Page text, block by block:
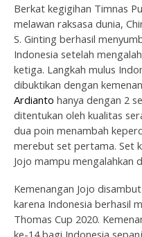
Berkat kegigihan Timnas
melawan raksasa dunia,
S. Ginting berhasil
Indonesia setelah
ketiga. Langkah mulus
dibuktikan dengan
Ardianto hanya dengan 2
ditentukan oleh kualitas
dua poin menambah
merebut set pertama. Set
Jojo mampu mengalahkan
Kemenangan Jojo
karena Indonesia berhasil
Thomas Cup 2020.
ke-14 bagi Indonesia